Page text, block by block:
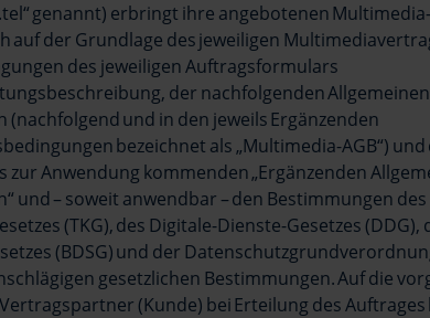
genannt) erbringt ihre angebotenen
auf der Grundlage des jeweiligen
des jeweiligen Auftragsformulars
der nachfolgenden Allgemeinen
(nachfolgend und in den jeweils Ergänzenden
bezeichnet als „Multimedia-AGB“)
zur Anwendung kommenden „Ergänzenden
und – soweit anwendbar – den Bestimmungen des
(TKG), des Digitale-Dienste-Gesetzes (DDG),
(BDSG) und der
gesetzlichen Bestimmungen. Auf die
(Kunde) bei Erteilung des Auftrages